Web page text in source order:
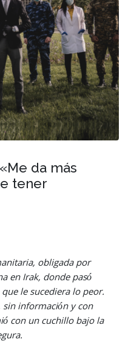
da más
tener
obligada por
en Irak, donde pasó
le sucediera lo peor.
información y con
con un cuchillo bajo la